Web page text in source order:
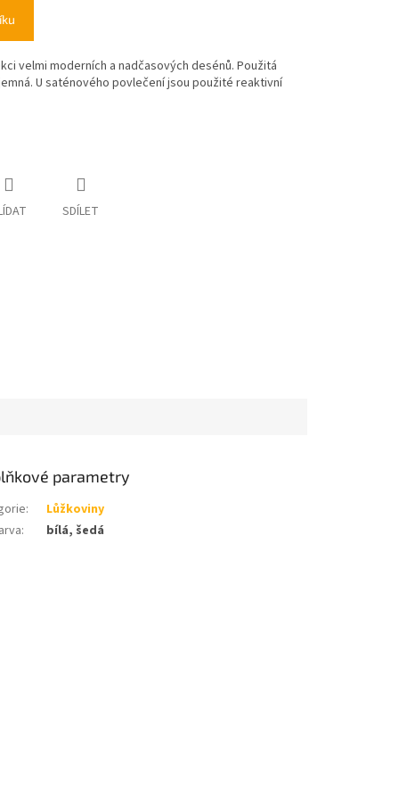
velmi moderních a nadčasových desénů. Použitá
U saténového povlečení jsou použité reaktivní
SDÍLET
parametry
:
Lůžkoviny
: bílá, šedá